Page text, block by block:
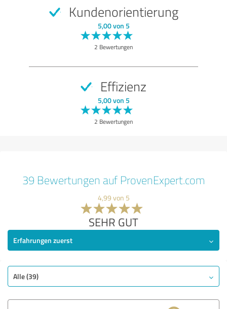
Kundenorientierung
5,00 von 5
2 Bewertungen
Effizienz
5,00 von 5
2 Bewertungen
39 Bewertungen auf ProvenExpert.com
4,99 von 5
SEHR GUT
Erfahrungen zuerst
Alle (39)